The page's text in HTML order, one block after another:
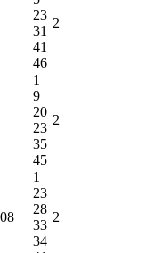
23
31
41
46
2
1
9
20
23
35
45
2
1
23
28
33
34
2